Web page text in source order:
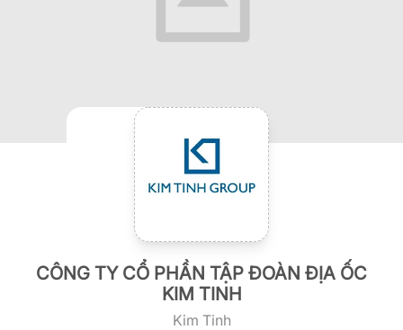
CÔNG TY CỔ PHẦN TẬP ĐOÀN ĐỊA ỐC
KIM TINH
Kim Tinh